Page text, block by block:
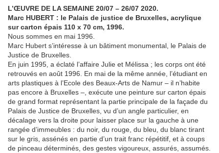
L’ŒUVRE DE LA SEMAINE 20/07 – 26/07 2020.
Marc HUBERT : le Palais de justice de Bruxelles, acrylique
sur carton épais 110 x 70 cm, 1996.
Nous sommes en mai 1996.
Marc Hubert s’intéresse à un bâtiment monumental, le Palais de
Justice de Bruxelles.
En juin 1995, a éclaté l’affaire Julie et Mélissa ; les corps ont été
retrouvés en août 1996. En mai de la même année, l’étudiant en
arts plastiques à l’Ecole des Beaux-Arts de Namur – il n’habite
pas encore à Bruxelles –, exécute une peinture sur carton épais
de grand format représentant la partie principale de la façade du
Palais de Justice de Bruxelles, vu d’un angle particulier, en
décalage vers la droite pour laisser place sur la gauche à une
rangée d’immeubles : du noir, du rouge, du bleu, du blanc tirant
sur le gris, assénés en partie d’un trait franc répétitif, et à coups
de pinceau déterminés, des gestes vigoureux, assurés, assumés.